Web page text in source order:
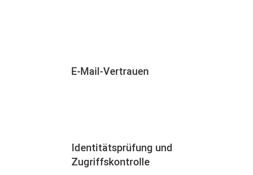
E-Mail-Vertrauen
Identitätsprüfung und
Zugriffskontrolle